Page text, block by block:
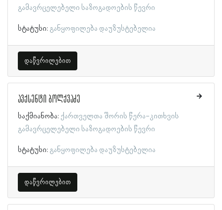
გამავრცელებელი საზოგადოების წევრი
სტატუსი: განყოფილება დაუზუსტებელია
დაწვრილებით
ავქსენტი ბოლქვაძე
საქმიანობა: ქართველთა შორის წერა-კითხვის
გამავრცელებელი საზოგადოების წევრი
სტატუსი: განყოფილება დაუზუსტებელია
დაწვრილებით